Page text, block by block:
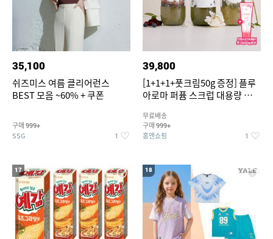
35,100
쉬즈미스 여름 클리어런스
BEST 모음 ~60% + 쿠폰
구매 999+
SSG 1
39,800
[1+1+1+풋크림50g 증정] 플루
아로마 퍼퓸 스크럽 대용량 바디
무료배송
구매 999+
홈앤쇼핑 1
17 18